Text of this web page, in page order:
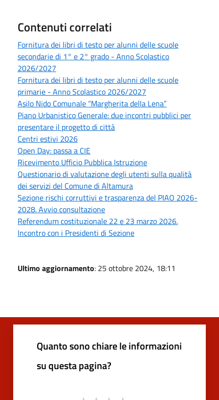
Contenuti correlati
Fornitura dei libri di testo per alunni delle scuole
secondarie di 1° e 2° grado - Anno Scolastico
2026/2027
Fornitura dei libri di testo per alunni delle scuole
primarie - Anno Scolastico 2026/2027
Asilo Nido Comunale “Margherita della Lena”
Piano Urbanistico Generale: due incontri pubblici per
presentare il progetto di città
Centri estivi 2026
Open Day: passa a CIE
Ricevimento Ufficio Pubblica Istruzione
Questionario di valutazione degli utenti sulla qualità
dei servizi del Comune di Altamura
Sezione rischi corruttivi e trasparenza del PIAO 2026-
2028. Avvio consultazione
Referendum costituzionale 22 e 23 marzo 2026.
Incontro con i Presidenti di Sezione
Ultimo aggiornamento: 25 ottobre 2024, 18:11
Quanto sono chiare le informazioni
su questa pagina?